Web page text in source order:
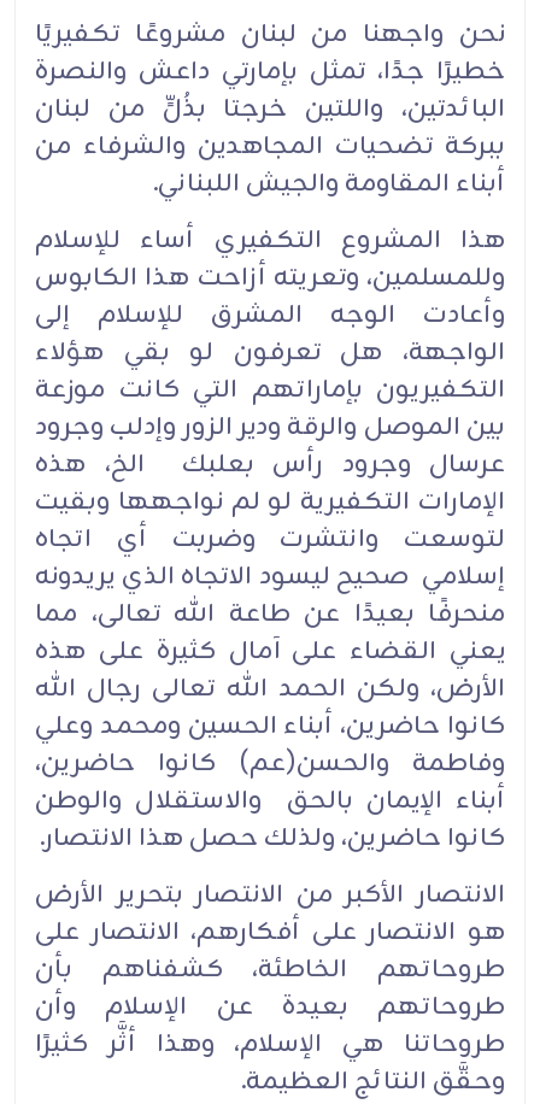
نحن واجهنا من لبنان مشروعًا تكفيريًا
خطيرًا جدًا، تمثل بإمارتي داعش والنصرة
البائدتين، واللتين خرجتا بذُلٍّ من لبنان
ببركة تضحيات المجاهدين والشرفاء من
أبناء المقاومة والجيش اللبناني.
هذا المشروع التكفيري أساء للإسلام
وللمسلمين، وتعريته أزاحت هذا الكابوس
وأعادت الوجه المشرق للإسلام إلى
الواجهة، هل تعرفون لو بقي هؤلاء
التكفيريون بإماراتهم التي كانت موزعة
بين الموصل والرقة ودير الزور وإدلب وجرود
عرسال وجرود رأس بعلبك الخ، هذه
الإمارات التكفيرية لو لم نواجهها وبقيت
لتوسعت وانتشرت وضربت أي اتجاه
إسلامي صحيح ليسود الاتجاه الذي يريدونه
منحرفًا بعيدًا عن طاعة الله تعالى، مما
يعني القضاء على آمال كثيرة على هذه
الأرض، ولكن الحمد الله تعالى رجال الله
كانوا حاضرين، أبناء الحسين ومحمد وعلي
وفاطمة والحسن(عم) كانوا حاضرين،
أبناء الإيمان بالحق والاستقلال والوطن
كانوا حاضرين، ولذلك حصل هذا الانتصار.
الانتصار الأكبر من الانتصار بتحرير الأرض
هو الانتصار على أفكارهم، الانتصار على
طروحاتهم الخاطئة، كشفناهم بأن
طروحاتهم بعيدة عن الإسلام وأن
طروحاتنا هي الإسلام، وهذا أثَّر كثيرًا
وحقَّق النتائج العظيمة.